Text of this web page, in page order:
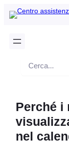
Ricerca
Perché i
nel